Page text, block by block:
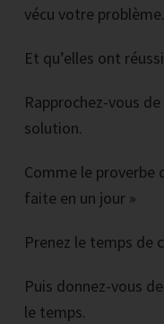
vécu votre problème.
Et qu’elles ont
Rapprochez-vous
solution.
Comme le proverbe
faite en un jour »
Prenez le temps de
Puis donnez-vous
le temps.